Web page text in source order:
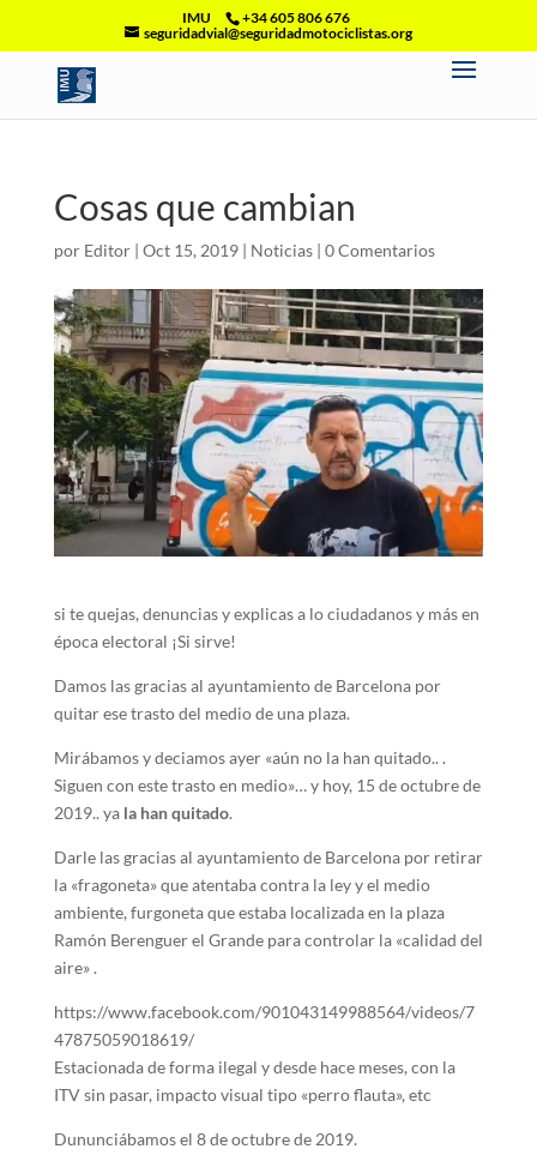
IMU
+34 605 806 676
seguridadvial@seguridadmotociclistas.org
Cosas que cambian
por Editor| Oct 15, 2019| Noticias| 0 Comentarios
si te quejas, denuncias y explicas a lo ciudadanos y más en
época electoral ¡Si sirve!
Damos las gracias al ayuntamiento de Barcelona por
quitar ese trasto del medio de una plaza.
Mirábamos y deciamos ayer «aún no la han quitado.. .
Siguen con este trasto en medio»… y hoy, 15 de octubre de
2019.. ya la han quitado.
Darle las gracias al ayuntamiento de Barcelona por retirar
la «fragoneta» que atentaba contra la ley y el medio
ambiente, furgoneta que estaba localizada en la plaza
Ramón Berenguer el Grande para controlar la «calidad del
aire» .
https://www.facebook.com/901043149988564/videos/7
47875059018619/
Estacionada de forma ilegal y desde hace meses, con la
ITV sin pasar, impacto visual tipo «perro flauta», etc
Dununciábamos el 8 de octubre de 2019.